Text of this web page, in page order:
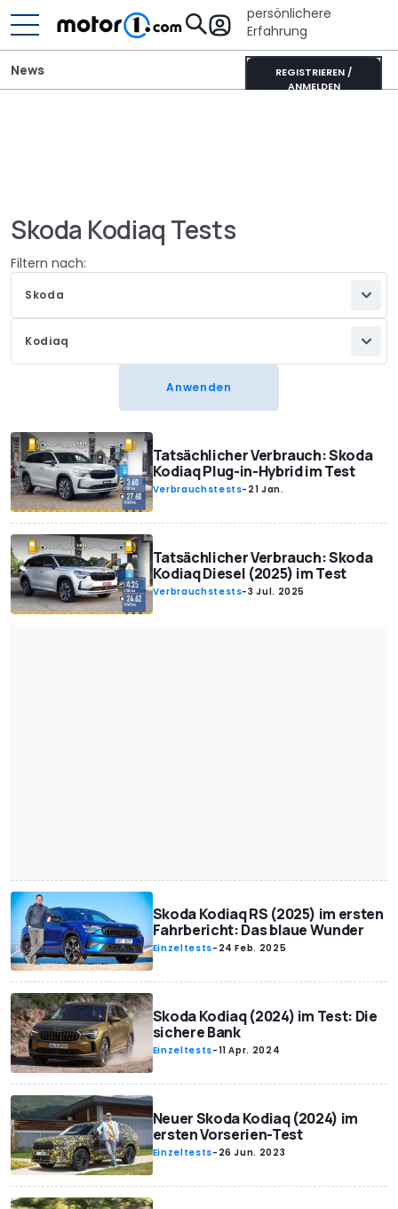
persönlichere
Erfahrung
REGISTRIEREN /
ANMELDEN
News
Skoda Kodiaq Tests
Filtern nach:
Skoda
Kodiaq
Tatsächlicher Verbrauch: Skoda
Kodiaq Plug-in-Hybrid im Test
Verbrauchstests- 21 Jan.
Tatsächlicher Verbrauch: Skoda
Kodiaq Diesel (2025) im Test
Verbrauchstests-3 Jul. 2025
Skoda Kodiaq RS (2025) im ersten
Fahrbericht: Das blaue Wunder
Einzeltests- 24 Feb. 2025
Skoda Kodiaq (2024) im Test: Die
sichere Bank
Einzeltests-11 Apr. 2024
Neuer Skoda Kodiaq (2024) im
ersten Vorserien-Test
Einzeltests- 26 Jun. 2023